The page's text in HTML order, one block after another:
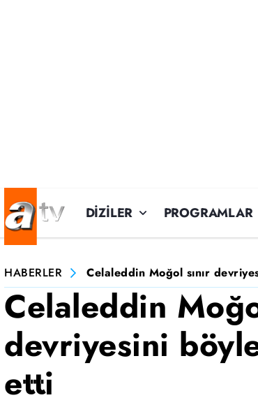
DİZİLER PROGRAMLAR
HABERLER Celaleddin Moğol sınır
Celaleddin
devriyesini
etti